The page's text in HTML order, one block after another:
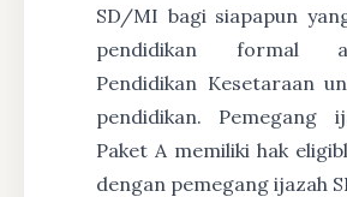
SD/MI bagi siapapun
pendidikan formal
Pendidikan Kesetaraan
pendidikan. Pemegang
Paket A memiliki hak
dengan pemegang ijazah